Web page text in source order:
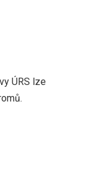
ÚRS lze